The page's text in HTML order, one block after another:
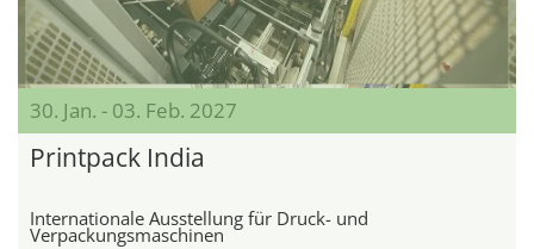
30. Jan. - 03. Feb. 2027
Printpack India
Internationale Ausstellung für Druck- und
Verpackungsmaschinen